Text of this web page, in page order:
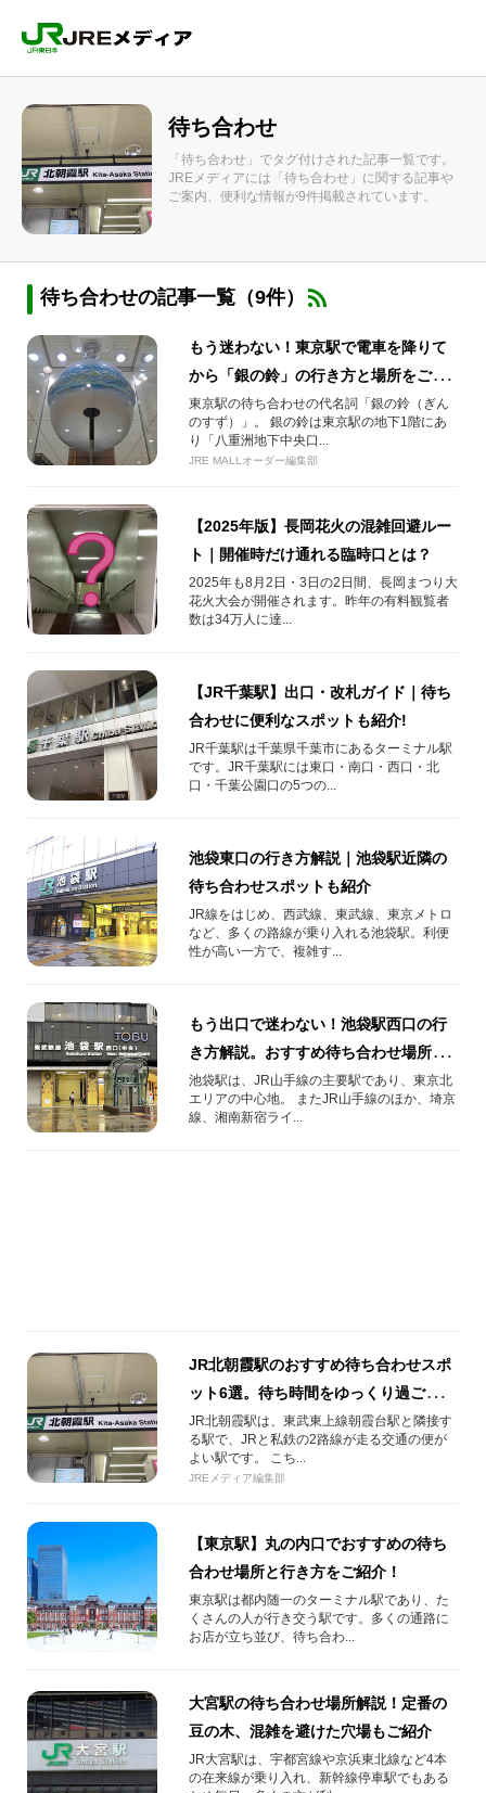
待ち合わせ
「待ち合わせ」でタグ付けされた記事一覧です。
JREメディアには「待ち合わせ」に関する記事や
ご案内、便利な情報が9件掲載されています。
待ち合わせの記事一覧（9件）
もう迷わない！東京駅で電車を降りて
から「銀の鈴」の行き方と場所をご案
内！
東京駅の待ち合わせの代名詞「銀の鈴（ぎん
のすず）」。 銀の鈴は東京駅の地下1階にあ
り「八重洲地下中央口...
JRE MALLオーダー編集部
【2025年版】長岡花火の混雑回避ルー
ト｜開催時だけ通れる臨時口とは？
2025年も8月2日・3日の2日間、長岡まつり大
花火大会が開催されます。昨年の有料観覧者
数は34万人に達...
【JR千葉駅】出口・改札ガイド｜待ち
合わせに便利なスポットも紹介!
JR千葉駅は千葉県千葉市にあるターミナル駅
です。JR千葉駅には東口・南口・西口・北
口・千葉公園口の5つの...
池袋東口の行き方解説｜池袋駅近隣の
待ち合わせスポットも紹介
JR線をはじめ、西武線、東武線、東京メトロ
など、多くの路線が乗り入れる池袋駅。利便
性が高い一方で、複雑す...
もう出口で迷わない！池袋駅西口の行
き方解説。おすすめ待ち合わせ場所も
ご紹介
池袋駅は、JR山手線の主要駅であり、東京北
エリアの中心地。 またJR山手線のほか、埼京
線、湘南新宿ライ...
JR北朝霞駅のおすすめ待ち合わせスポ
ット6選。待ち時間をゆっくり過ごせる
近隣店舗もご紹介
JR北朝霞駅は、東武東上線朝霞台駅と隣接す
る駅で、JRと私鉄の2路線が走る交通の便が
よい駅です。 こち...
JREメディア編集部
【東京駅】丸の内口でおすすめの待ち
合わせ場所と行き方をご紹介！
東京駅は都内随一のターミナル駅であり、た
くさんの人が行き交う駅です。多くの通路に
お店が立ち並び、待ち合わ...
大宮駅の待ち合わせ場所解説！定番の
豆の木、混雑を避けた穴場もご紹介
JR大宮駅は、宇都宮線や京浜東北線など4本
の在来線が乗り入れ、新幹線停車駅でもある